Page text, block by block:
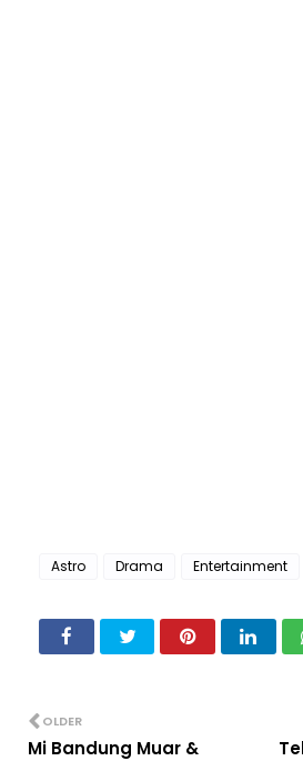
Astro Drama Entertainment
OLDER
Mi Bandung Muar &